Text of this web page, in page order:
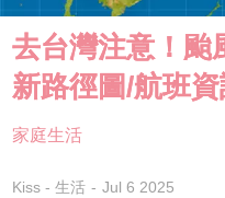
去台灣注意！颱
新路徑圖/航班
家庭生活
Kiss - 生活 Jul 6 2025